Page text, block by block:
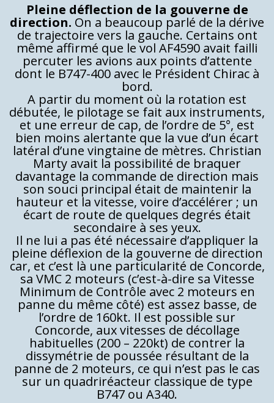
Pleine déflection de la gouverne de
direction. On a beaucoup parlé de la dérive
de trajectoire vers la gauche. Certains ont
même affirmé que le vol AF4590 avait failli
percuter les avions aux points d’attente
dont le B747-400 avec le Président Chirac à
bord.
A partir du moment où la rotation est
débutée, le pilotage se fait aux instruments,
et une erreur de cap, de l’ordre de 5°, est
bien moins alertante que la vue d’un écart
latéral d’une vingtaine de mètres. Christian
Marty avait la possibilité de braquer
davantage la commande de direction mais
son souci principal était de maintenir la
hauteur et la vitesse, voire d’accélérer ; un
écart de route de quelques degrés était
secondaire à ses yeux.
Il ne lui a pas été nécessaire d’appliquer la
pleine déflexion de la gouverne de direction
car, et c’est là une particularité de Concorde,
sa VMC 2 moteurs (c’est-à-dire sa Vitesse
Minimum de Contrôle avec 2 moteurs en
panne du même côté) est assez basse, de
l’ordre de 160kt. Il est possible sur
Concorde, aux vitesses de décollage
habituelles (200 – 220kt) de contrer la
dissymétrie de poussée résultant de la
panne de 2 moteurs, ce qui n’est pas le cas
sur un quadriréacteur classique de type
B747 ou A340.